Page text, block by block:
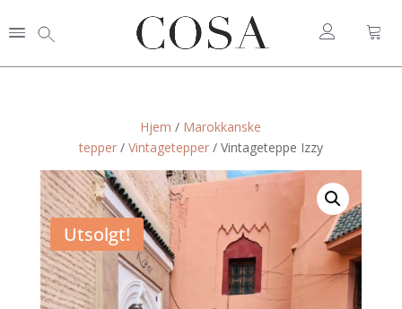
Hjem / Marokkanske
tepper/ Vintagetepper/ Vintageteppe Izzy
Utsolgt!